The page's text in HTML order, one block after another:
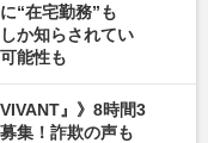
“在宅勤務”も
か知らされてい
能性も
』》8時間3
集！詐欺の声も